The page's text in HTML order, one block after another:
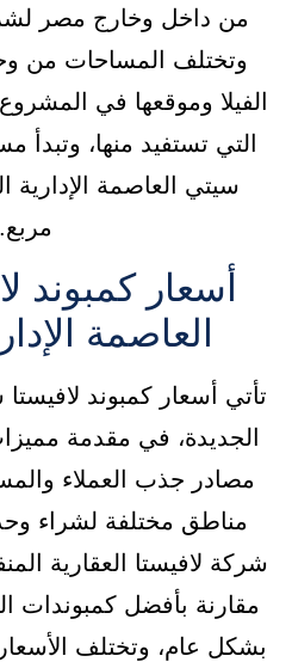
من داخل وخارج مصر
وتختلف المساحات من
الفيلا وموقعها في
التي تستفيد منها، وتبدأ
مربع.
أسعار كمبوند
العاصمة
تأتي أسعار كمبوند
الجديدة، في مقدمة
مصادر جذب العملاء
مناطق مختلفة لشراء
شركة لافيستا العقارية
مقارنة بأفضل كمبوندات
بشكل عام، وتختلف